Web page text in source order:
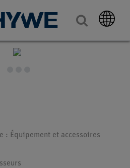
: Équipement et accessoires